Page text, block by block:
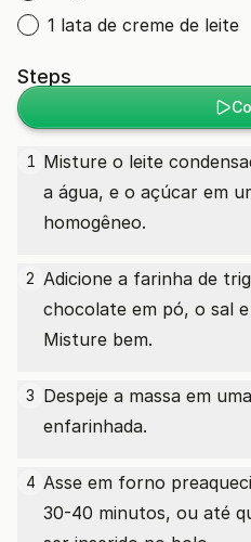
1 lata de creme de leite
Steps
1 Misture o leite
a água, e o açúcar em
homogêneo.
2 Adicione a farinha de
chocolate em pó, o sal
Misture bem.
3 Despeje a massa em
enfarinhada.
4 Asse em forno
30-40 minutos, ou até